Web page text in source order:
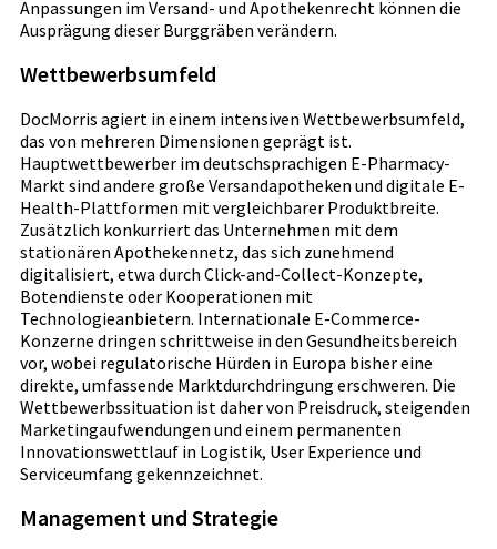
Anpassungen im Versand- und Apothekenrecht können die
Ausprägung dieser Burggräben verändern.
Wettbewerbsumfeld
DocMorris agiert in einem intensiven Wettbewerbsumfeld,
das von mehreren Dimensionen geprägt ist.
Hauptwettbewerber im deutschsprachigen E-Pharmacy-
Markt sind andere große Versandapotheken und digitale E-
Health-Plattformen mit vergleichbarer Produktbreite.
Zusätzlich konkurriert das Unternehmen mit dem
stationären Apothekennetz, das sich zunehmend
digitalisiert, etwa durch Click-and-Collect-Konzepte,
Botendienste oder Kooperationen mit
Technologieanbietern. Internationale E-Commerce-
Konzerne dringen schrittweise in den Gesundheitsbereich
vor, wobei regulatorische Hürden in Europa bisher eine
direkte, umfassende Marktdurchdringung erschweren. Die
Wettbewerbssituation ist daher von Preisdruck, steigenden
Marketingaufwendungen und einem permanenten
Innovationswettlauf in Logistik, User Experience und
Serviceumfang gekennzeichnet.
Management und Strategie